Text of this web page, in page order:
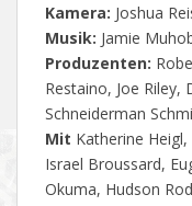
Kamera: Joshua
Musik: Jamie
Produzenten:
Restaino, Joe Riley,
Schneiderman
Mit Katherine
Israel Broussard,
Okuma, Hudson